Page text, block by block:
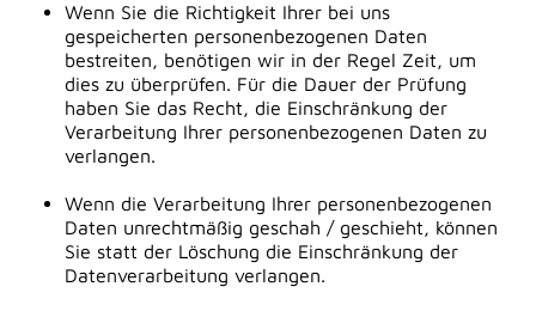
Wenn Sie die Richtigkeit Ihrer bei uns
gespeicherten personenbezogenen Daten
bestreiten, benötigen wir in der Regel Zeit, um
dies zu überprüfen. Für die Dauer der Prüfung
haben Sie das Recht, die Einschränkung der
Verarbeitung Ihrer personenbezogenen Daten zu
verlangen.
Wenn die Verarbeitung Ihrer personenbezogenen
Daten unrechtmäßig geschah / geschieht, können
Sie statt der Löschung die Einschränkung der
Datenverarbeitung verlangen.